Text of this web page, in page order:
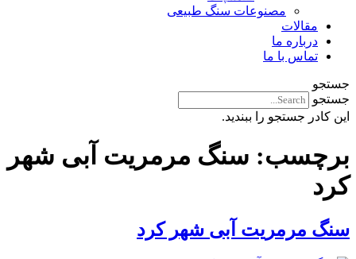
مصنوعات سنگ طبیعی
مقالات
درباره ما
تماس با ما
جستجو
جستجو
این کادر جستجو را ببندید.
برچسب: سنگ مرمریت آبی شهر
کرد
سنگ مرمریت آبی شهر کرد